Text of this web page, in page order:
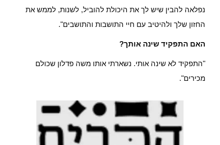
נפלאה להבין שיש לך את היכולת להוביל, לשנות, לממש את
החזון שלך ולהיטיב עם חיי התושבות והתושבים".
האם התפקיד שינה אותך?
"התפקיד לא שינה אותי. נשארתי אותו משה פדלון שכולם
מכירים".